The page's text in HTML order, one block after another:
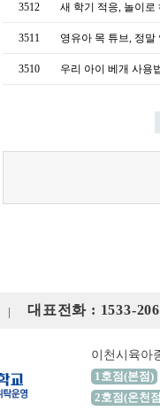
3512 새 학기 적응, 놀이로
3511 영유아 목 튜브, 정말
3510 우리 아이 베개 사용
대표전화 : 1533-
이천시육아
1호점(본점)
2호점(온천